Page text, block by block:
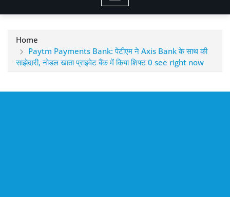
Home
Paytm Payments Bank: पेटीएम ने Axis Bank के साथ की
साझेदारी, नोडल खाता प्राइवेट बैंक में किया शिफ्ट 0 see right now